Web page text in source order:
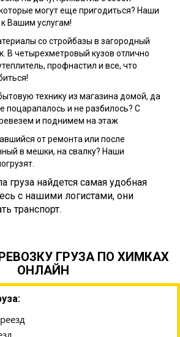
могут еще пригодиться? Наши
Вашим услугам!
со стройбазы в загородный
В четырехметровый кузов отлично
профнастил и все, что
технику из магазина домой, да
поцарапалось и не разбилось? С
и поднимем на этаж
от ремонта или после
в мешки, на свалку? Наши
груза найдется самая удобная
с нашими логистами, они
транспорт.
ГРУЗА ПО ХИМКАХ
ОНЛАЙН